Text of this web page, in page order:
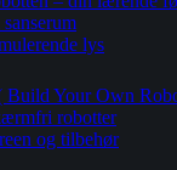
lys
Your Own
robotter
og tilbehør